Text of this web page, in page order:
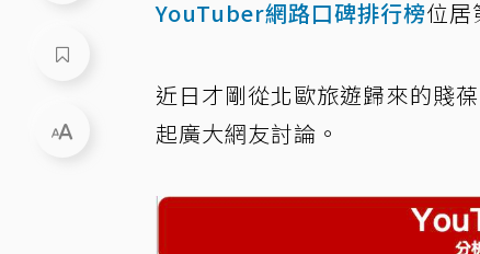
YouTuber網路口碑排行榜位居
近日才剛從北歐旅遊歸來的賤
起廣大網友討論。